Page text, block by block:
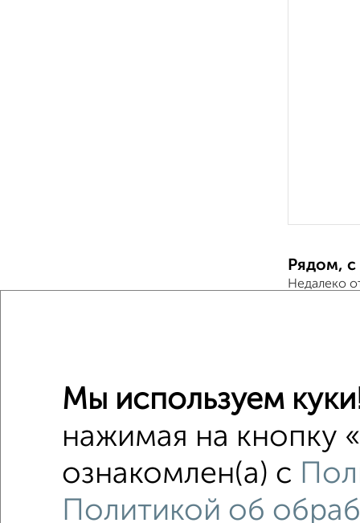
Рядом,
Недалеко
на
с
в
С
Мы используем
нажимая на кнопку
ознакомлен(а) с
Политикой об